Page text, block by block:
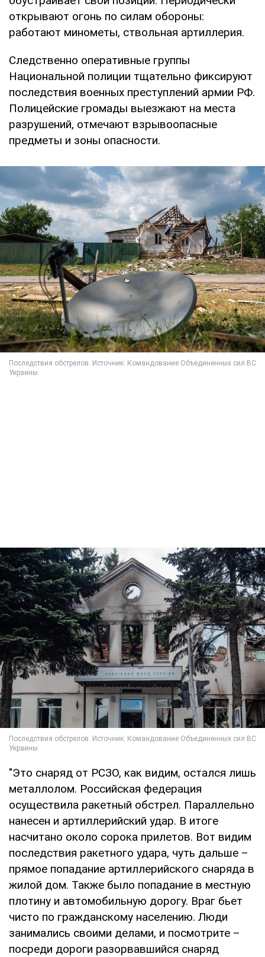
открывают огонь по силам обороны:
работают минометы, ствольная артиллерия.
Следственно оперативные группы
Национальной полиции тщательно фиксируют
последствия военных преступлений армии РФ.
Полицейские громады выезжают на места
разрушений, отмечают взрывоопасные
предметы и зоны опасности.
"Это снаряд от РСЗО, как видим, остался лишь
металлолом. Российская федерация
осуществила ракетный обстрел. Параллельно
нанесен и артиллерийский удар. В итоге
насчитано около сорока прилетов. Вот видим
последствия ракетного удара, чуть дальше –
прямое попадание артиллерийского снаряда в
жилой дом. Также было попадание в местную
плотину и автомобильную дорогу. Враг бьет
чисто по гражданскому населению. Люди
занимались своими делами, и посмотрите –
посреди дороги разорвавшийся снаряд